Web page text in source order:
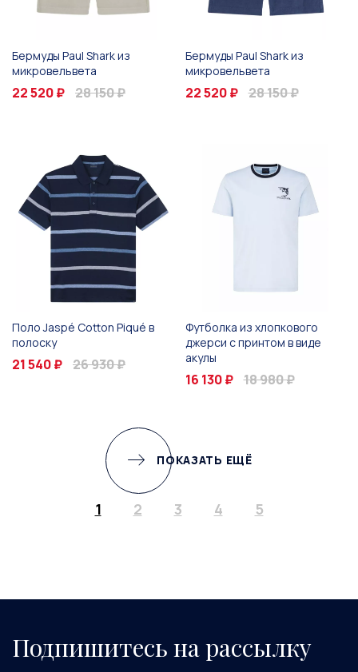
Бермуды Paul Shark из
микровельвета
22 520 ₽ 28 150 ₽
Бермуды Paul Shark из
микровельвета
22 520 ₽ 28 150 ₽
Поло Jaspé Cotton Piqué в
полоску
21 540 ₽ 26 930 ₽
Футболка из хлопкового
джерси с принтом в виде
акулы
16 130 ₽ 18 980 ₽
ПОКАЗАТЬ ЕЩЁ
1 2 3 4 5
Подпишитесь на рассылку